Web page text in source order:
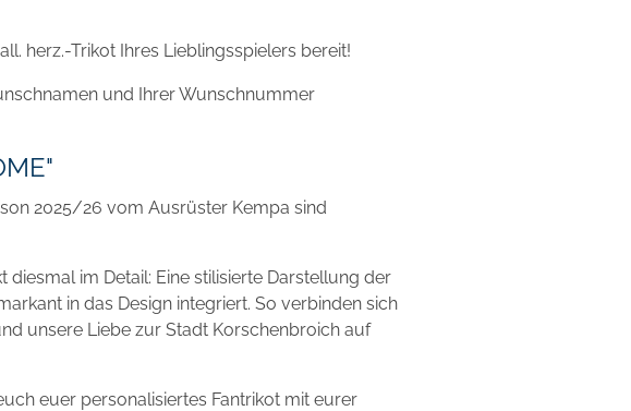
herz.-Trikot Ihres Lieblingsspielers bereit!
und Ihrer Wunschnummer
2025/26 vom Ausrüster Kempa sind
diesmal im Detail: Eine stilisierte Darstellung der
in das Design integriert. So verbinden sich
unsere Liebe zur Stadt Korschenbroich auf
euer personalisiertes Fantrikot mit eurer